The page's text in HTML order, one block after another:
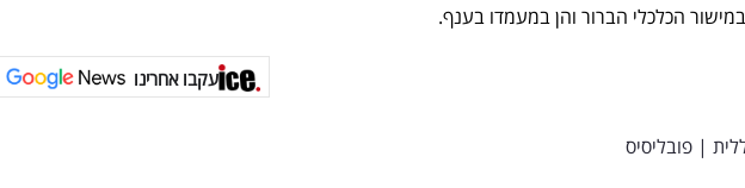
הכלכלי הברור והן במעמדו בענף.
עקבו אחרינו
| פובליסיס